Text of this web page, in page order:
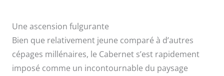
Une ascension fulgurante
Bien que relativement jeune comparé à d’autres
cépages millénaires, le Cabernet s’est rapidement
imposé comme un incontournable du paysage